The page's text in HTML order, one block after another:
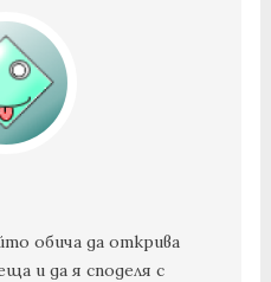
обича да открива
и да я споделя с